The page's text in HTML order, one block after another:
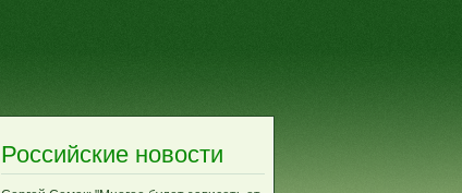
Российские новости